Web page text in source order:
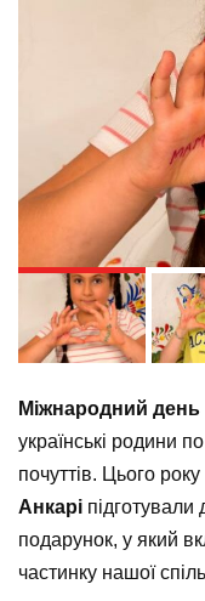
Міжнародний день
українські родини
почуттів. Цього
Анкарі підготували
подарунок, у який
частинку нашої